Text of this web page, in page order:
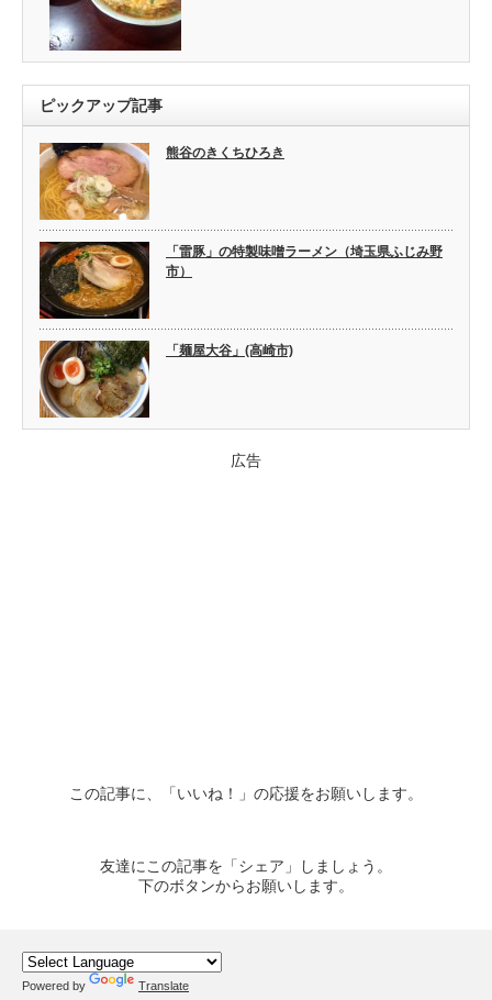
ピックアップ記事
熊谷のきくちひろき
「雷豚」の特製味噌ラーメン（埼玉県ふじみ野
市）
「麺屋大谷」(高崎市)
広告
この記事に、「いいね！」の応援をお願いします。
友達にこの記事を「シェア」しましょう。
下のボタンからお願いします。
Powered by Translate